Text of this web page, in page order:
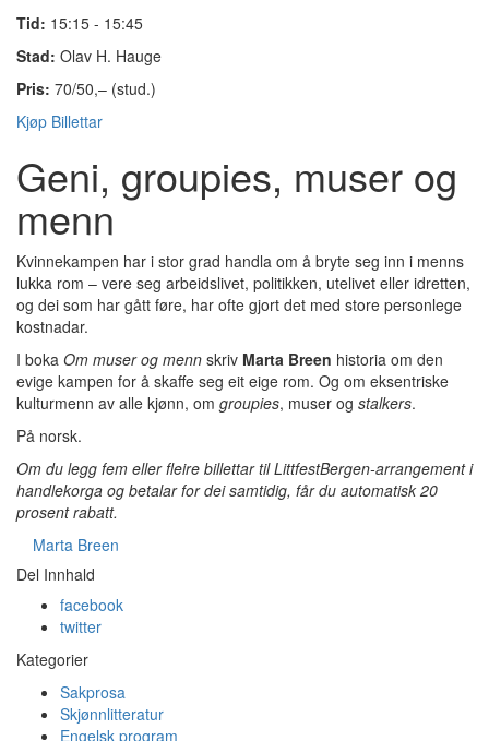
Tid: 15:15 - 15:45
Stad: Olav H. Hauge
Pris: 70/50,– (stud.)
Kjøp Billettar
Geni, groupies, muser og
menn
Kvinnekampen har i stor grad handla om å bryte seg inn i menns
lukka rom – vere seg arbeidslivet, politikken, utelivet eller idretten,
og dei som har gått føre, har ofte gjort det med store personlege
kostnadar.
I boka Om muser og menn skriv Marta Breen historia om den
evige kampen for å skaffe seg eit eige rom. Og om eksentriske
kulturmenn av alle kjønn, om groupies, muser og stalkers.
På norsk.
Om du legg fem eller fleire billettar til LittfestBergen-arrangement i
handlekorga og betalar for dei samtidig, får du automatisk 20
prosent rabatt.
Marta Breen
Del Innhald
facebook
twitter
Kategorier
Sakprosa
Skjønnlitteratur
Engelsk program